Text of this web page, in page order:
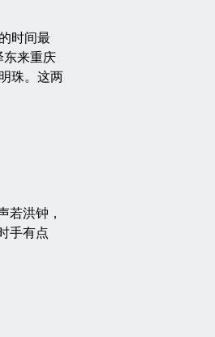
时间最
东来重庆
珠。这两
若洪钟，
手有点